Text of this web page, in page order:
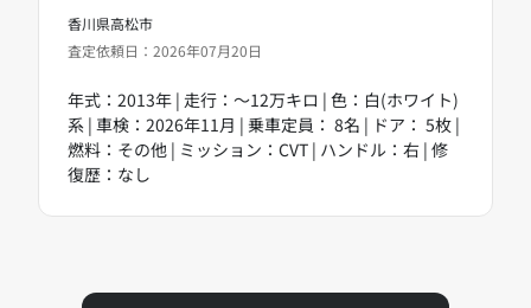
香川県高松市
査定依頼日：2026年07月20日
年式：2013年 | 走行：～12万キロ | 色：白(ホワイト)
系 | 車検：2026年11月 | 乗車定員： 8名 | ドア： 5枚 |
燃料：その他 | ミッション：CVT | ハンドル：右 | 修
復歴：なし